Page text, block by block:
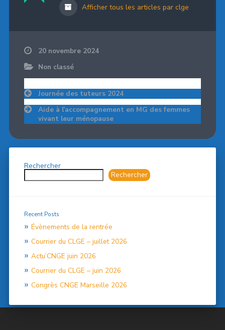
Afficher tous les articles par clge
20 novembre 2024
Non classé
Navigation
de
l’article
Journée des tuteurs 2024
Aide à l’accompagnement en MG des femmes
vivant leur ménopause
Rechercher
Rechercher
Recent Posts
Évènements de la rentrée
Courrier du CLGE – juillet 2026
Actu’CNGE juin 2026
Courrier du CLGE – juin 2026
Congrès CNGE Marseille 2026